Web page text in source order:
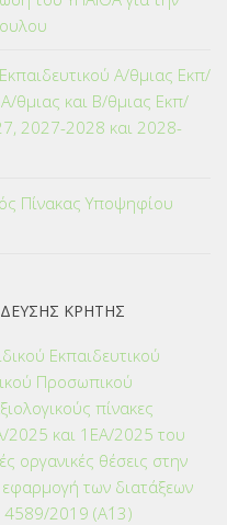
Α/θμιας Εκπ/
θμιας και Β/θμιας Εκπ/
2027-2028 και 2028-
Πίνακας Υποψηφίου
ΚΡΗΤΗΣ
Εκπαιδευτικού
Προσωπικού
πίνακες
2025 και 1ΕΑ/2025 του
οργανικές θέσεις στην
εφαρμογή των διατάξεων
2019 (Α΄13)